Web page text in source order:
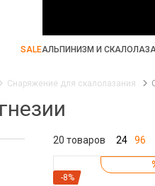
SALEАЛЬПИНИЗМ И
Снаряжение для скалолазания
20 товаров 24 96
-8%